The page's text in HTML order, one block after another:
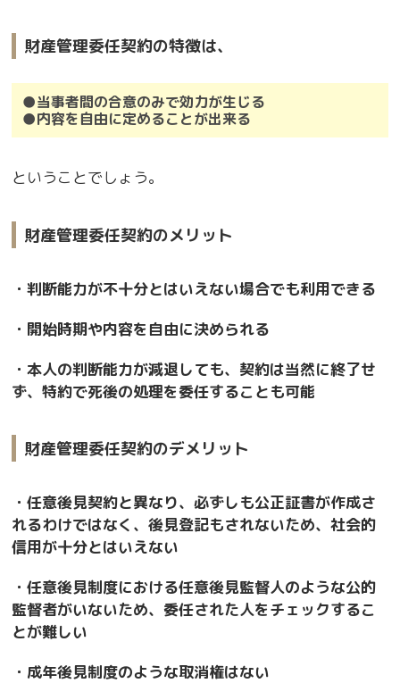
財産管理委任契約の特徴は、
●当事者間の合意のみで効力が生じる
●内容を自由に定めることが出来る
ということでしょう。
財産管理委任契約のメリット
・判断能力が不十分とはいえない場合でも利用できる
・開始時期や内容を自由に決められる
・本人の判断能力が減退しても、契約は当然に終了せ
ず、特約で死後の処理を委任することも可能
財産管理委任契約のデメリット
・任意後見契約と異なり、必ずしも公正証書が作成さ
れるわけではなく、後見登記もされないため、社会的
信用が十分とはいえない
・任意後見制度における任意後見監督人のような公的
監督者がいないため、委任された人をチェックするこ
とが難しい
・成年後見制度のような取消権はない